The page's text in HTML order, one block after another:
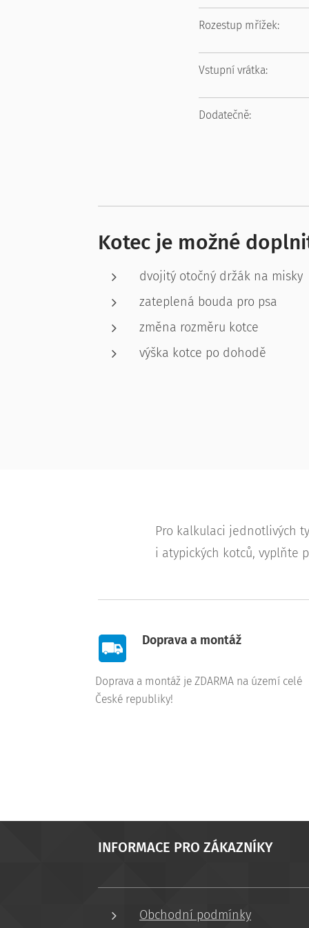
Rozestup mřížek:
Vstupní vrátka:
Dodatečně:
Kotec je možné
dvojitý otočný držák na misky
zateplená bouda pro psa
změna rozměru kotce
výška kotce po dohodě
Pro kalkulaci jednotlivých
i atypických kotců, vyplňte
Doprava a montáž
Doprava a montáž je ZDARMA na území celé
České republiky!
INFORMACE PRO ZÁKAZNÍKY
Obchodní podmínky